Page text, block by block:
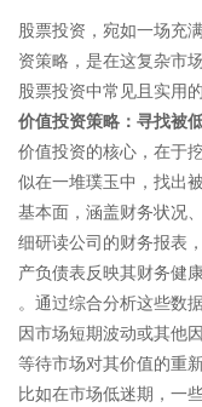
股票投资，宛如一场充
资策略，是在这复杂市
股票投资中常见且实用的
价值投资策略：寻找被
价值投资的核心，在于
似在一堆璞玉中，找出
基本面，涵盖财务状况
细研读公司的财务报表
产负债表反映其财务健
。通过综合分析这些数
因市场短期波动或其他
等待市场对其价值的重
比如在市场低迷期，一